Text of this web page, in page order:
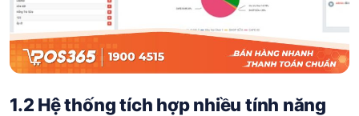
1.2 Hệ thống tích hợp nhiều tính năng